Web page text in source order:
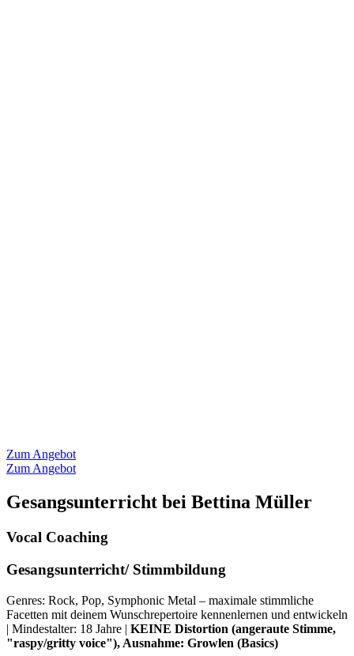
Zum Angebot
Zum Angebot
Gesangsunterricht bei Bettina Müller
Vocal Coaching
Gesangsunterricht/ Stimmbildung
Genres: Rock, Pop, Symphonic Metal – maximale stimmliche
Facetten mit deinem Wunschrepertoire kennenlernen und entwickeln
| Mindestalter: 18 Jahre | KEINE Distortion (angeraute Stimme,
"raspy/gritty voice"), Ausnahme: Growlen (Basics)